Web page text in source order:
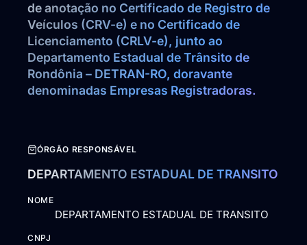
de anotação no Certificado de Registro de
Veículos (CRV-e) e no Certificado de
Licenciamento (CRLV-e), junto ao
Departamento Estadual de Trânsito de
Rondônia – DETRAN-RO, doravante
denominadas Empresas Registradoras.
ÓRGÃO RESPONSÁVEL
DEPARTAMENTO ESTADUAL DE TRANSITO
NOME
DEPARTAMENTO ESTADUAL DE TRANSITO
CNPJ